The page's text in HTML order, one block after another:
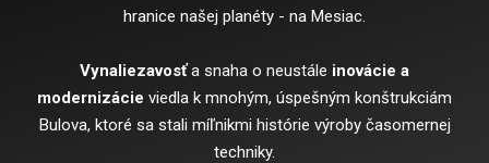
hranice našej planéty - na Mesiac.
Vynaliezavosťa snaha o neustále inovácie a
modernizácie viedla k mnohým, úspešným konštrukciám
Bulova, ktoré sa stali míľnikmi histórie výroby časomernej
techniky.